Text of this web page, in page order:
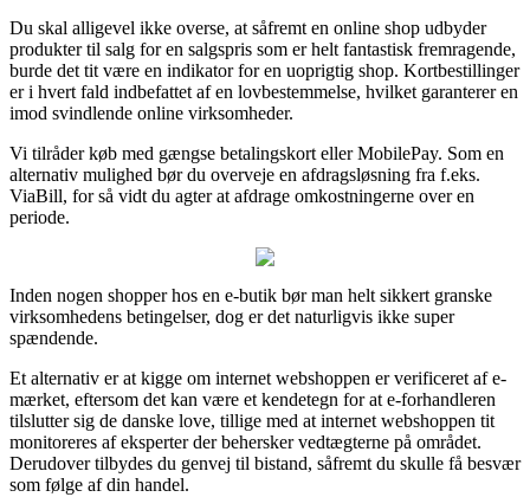
Du skal alligevel ikke overse, at såfremt en online shop udbyder
produkter til salg for en salgspris som er helt fantastisk fremragende,
burde det tit være en indikator for en uoprigtig shop. Kortbestillinger
er i hvert fald indbefattet af en lovbestemmelse, hvilket garanterer en
imod svindlende online virksomheder.
Vi tilråder køb med gængse betalingskort eller MobilePay. Som en
alternativ mulighed bør du overveje en afdragsløsning fra f.eks.
ViaBill, for så vidt du agter at afdrage omkostningerne over en
periode.
Inden nogen shopper hos en e-butik bør man helt sikkert granske
virksomhedens betingelser, dog er det naturligvis ikke super
spændende.
Et alternativ er at kigge om internet webshoppen er verificeret af e-
mærket, eftersom det kan være et kendetegn for at e-forhandleren
tilslutter sig de danske love, tillige med at internet webshoppen tit
monitoreres af eksperter der behersker vedtægterne på området.
Derudover tilbydes du genvej til bistand, såfremt du skulle få besvær
som følge af din handel.